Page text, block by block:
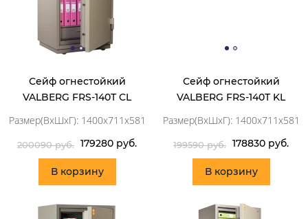
Сейф огнестойкий
VALBERG FRS-140T CL
Размер(ВхШхГ): 1400x711x581
200090 руб. 179280 руб.
В корзину
Сейф огнестойкий
VALBERG FRS-140T KL
Размер(ВхШхГ): 1400x711x581
199590 руб. 178830 руб.
В корзину